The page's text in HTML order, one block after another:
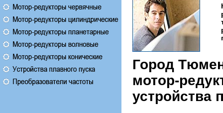
Город
мотор-
устройства